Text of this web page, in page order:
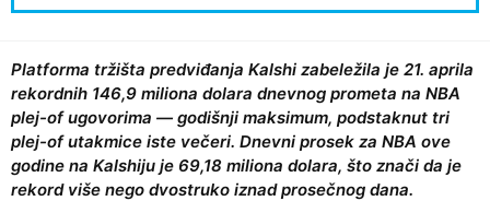
Platforma tržišta predviđanja Kalshi zabeležila je 21. aprila
rekordnih 146,9 miliona dolara dnevnog prometa na NBA
plej-of ugovorima — godišnji maksimum, podstaknut tri
plej-of utakmice iste večeri. Dnevni prosek za NBA ove
godine na Kalshiju je 69,18 miliona dolara, što znači da je
rekord više nego dvostruko iznad prosečnog dana.